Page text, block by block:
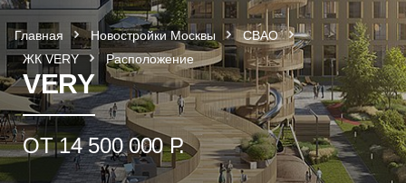
О КОМПАНИИ
Главная Новостройки Москвы
СВАО
ЖК VERY
Расположение
VERY
ОТ 14 500 000 Р.